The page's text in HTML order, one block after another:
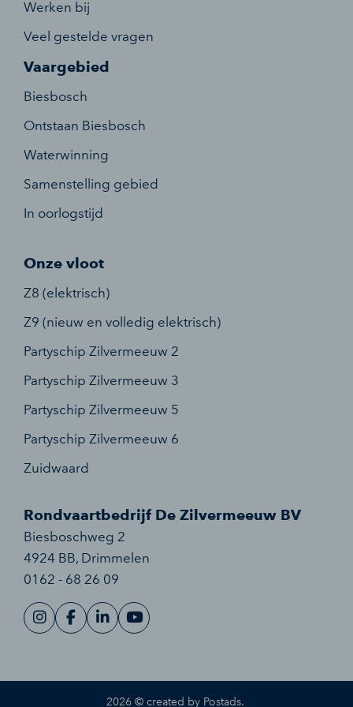
Werken bij
Veel gestelde vragen
Vaargebied
Biesbosch
Ontstaan Biesbosch
Waterwinning
Samenstelling gebied
In oorlogstijd
Onze vloot
Z8 (elektrisch)
Z9 (nieuw en volledig elektrisch)
Partyschip Zilvermeeuw 2
Partyschip Zilvermeeuw 3
Partyschip Zilvermeeuw 5
Partyschip Zilvermeeuw 6
Zuidwaard
Rondvaartbedrijf De Zilvermeeuw BV
Biesboschweg 2
4924 BB, Drimmelen
0162 - 68 26 09
2026 © created by Postads.